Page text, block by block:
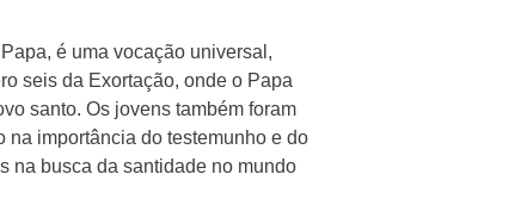
é uma vocação universal,
seis da Exortação, onde o Papa
santo. Os jovens também foram
na importância do testemunho e do
na busca da santidade no mundo